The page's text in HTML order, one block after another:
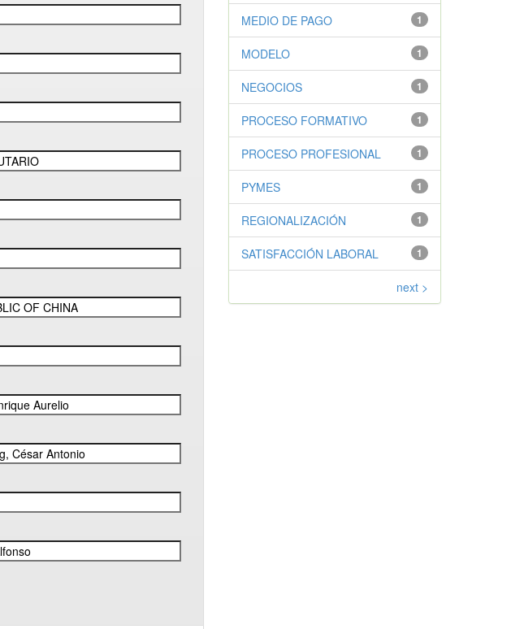
1
MEDIO DE PAGO
1
MODELO
1
NEGOCIOS
1
PROCESO FORMATIVO
1
PROCESO PROFESIONAL
1
PYMES
1
REGIONALIZACIÓN
1
SATISFACCIÓN LABORAL
next >